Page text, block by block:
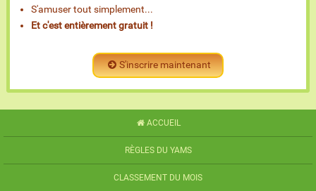
S'amuser tout simplement...
Et c'est entièrement gratuit !
S'inscrire maintenant
ACCUEIL
RÈGLES DU YAMS
CLASSEMENT DU MOIS